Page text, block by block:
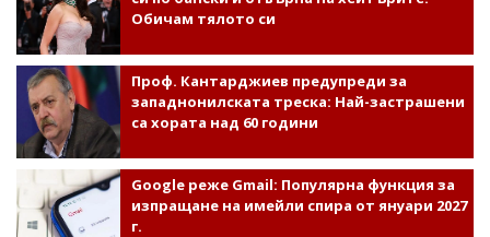
Обичам тялото си
Проф. Кантарджиев предупреди за
западнонилската треска: Най-застрашени
са хората над 60 години
Google реже Gmail: Популярна функция за
изпращане на имейли спира от януари 2027
г.